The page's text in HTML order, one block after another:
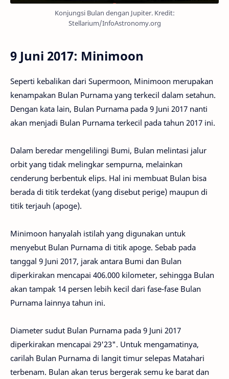
Konjungsi Bulan dengan Jupiter. Kredit:
Stellarium/InfoAstronomy.org
9 Juni 2017: Minimoon
Seperti kebalikan dari Supermoon, Minimoon merupakan
kenampakan Bulan Purnama yang terkecil dalam setahun.
Dengan kata lain, Bulan Purnama pada 9 Juni 2017 nanti
akan menjadi Bulan Purnama terkecil pada tahun 2017 ini.
Dalam beredar mengelilingi Bumi, Bulan melintasi jalur
orbit yang tidak melingkar sempurna, melainkan
cenderung berbentuk elips. Hal ini membuat Bulan bisa
berada di titik terdekat (yang disebut perige) maupun di
titik terjauh (apoge).
Minimoon hanyalah istilah yang digunakan untuk
menyebut Bulan Purnama di titik apoge. Sebab pada
tanggal 9 Juni 2017, jarak antara Bumi dan Bulan
diperkirakan mencapai 406.000 kilometer, sehingga Bulan
akan tampak 14 persen lebih kecil dari fase-fase Bulan
Purnama lainnya tahun ini.
Diameter sudut Bulan Purnama pada 9 Juni 2017
diperkirakan mencapai 29'23". Untuk mengamatinya,
carilah Bulan Purnama di langit timur selepas Matahari
terbenam. Bulan akan terus bergerak semu ke barat dan